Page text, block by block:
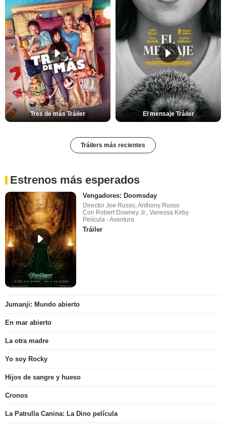
Tres de más Tráiler El mensaje Tráiler
Tráilers más recientes
Estrenos más esperados
Vengadores: Doomsday
Director Joe Russo, Anthony Russo
Con Robert Downey Jr., Vanessa Kirby
Película - Aventura
Tráiler
Jumanji: Mundo abierto
En mar abierto
La otra madre
Yo soy Rocky
Hijos de sangre y hueso
Cronos
La Patrulla Canina: La Dino película